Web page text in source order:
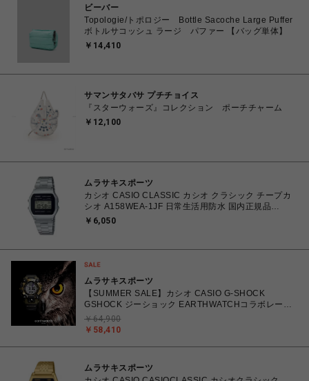
ビーバー
Topologie/トポロジー Bottle Sacoche Large Puffer
ボトルサコッシュ ラージ パファー 【バッグ単体】
￥14,410
サマンサタバサ プチチョイス
『スターウォーズ』コレクション ポーチチャーム
￥12,100
ムラサキスポーツ
カシオ CASIO CLASSIC カシオ クラシック チープカ
シオ A158WEA-1JF 日常生活用防水 国内正規品
4971850950554 【北海道/沖縄/離島 着払い】
￥6,050
ムラサキスポーツ
【SUMMER SALE】カシオ CASIO G-SHOCK
GSHOCK ジーショック EARTHWATCHコラボレーシ
ョンモデル GW-9501KJ-8JR 耐衝撃構造（ショックレ
ジスト） 20気圧防水 腕時計 国内正規品 【送料無料 北
￥58,410
￥64,900
ムラサキスポーツ